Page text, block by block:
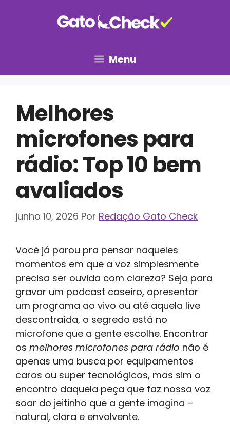
Menu
Melhores
microfones para
rádio: Top 10 bem
avaliados
junho 10, 2026 Por Redação Gato Check
Você já parou pra pensar naqueles
momentos em que a voz simplesmente
precisa ser ouvida com clareza? Seja para
gravar um podcast caseiro, apresentar
um programa ao vivo ou até aquela live
descontraída, o segredo está no
microfone que a gente escolhe. Encontrar
os melhores microfones para rádio não é
apenas uma busca por equipamentos
caros ou super tecnológicos, mas sim o
encontro daquela peça que faz nossa voz
soar do jeitinho que a gente imagina –
natural, clara e envolvente.